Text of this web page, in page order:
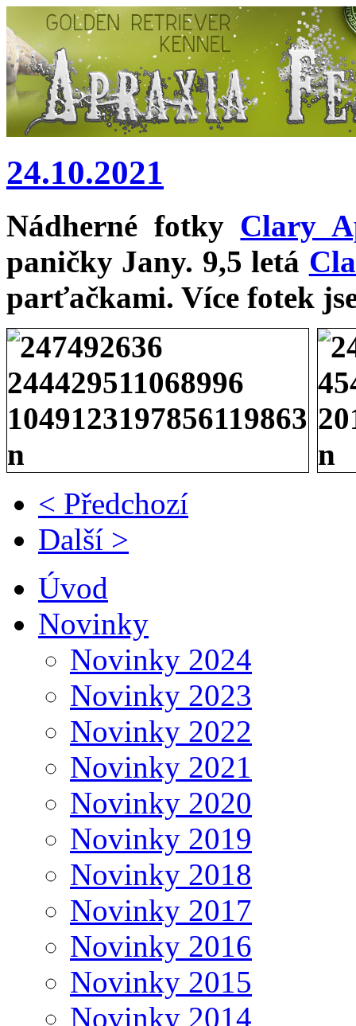
24.10.2021
Nádherné fotky Clary
paničky Jany. 9,5 letá
parťačkami. Více fotek
< Předchozí
Další >
Úvod
Novinky
Novinky 2024
Novinky 2023
Novinky 2022
Novinky 2021
Novinky 2020
Novinky 2019
Novinky 2018
Novinky 2017
Novinky 2016
Novinky 2015
Novinky 2014